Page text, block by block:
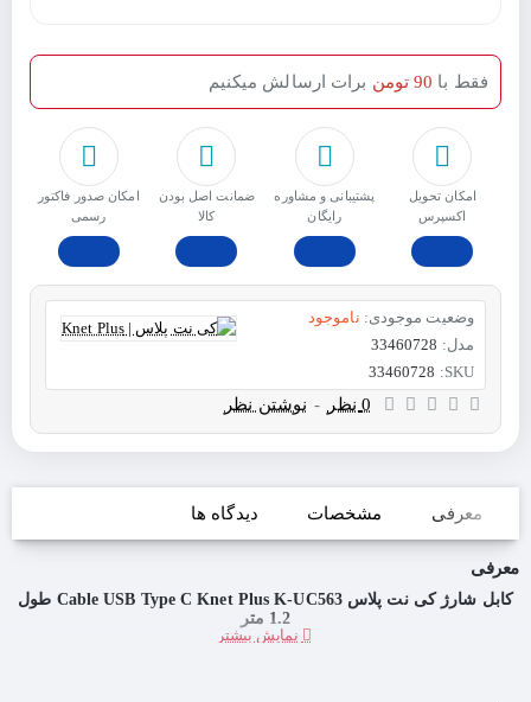
امکان تحویل
اکسپرس
پشتیبانی و مشاوره
رایگان
ﺿﻤﺎﻧﺖ اﺻﻞ ﺑﻮدن
ﮐﺎﻟﺎ
امکان صدور فاکتور
رسمی
فقط با 90 تومن برات ارسالش میکنیم
وضعیت موجودی: ناموجود
مدل: 33460728
SKU:
33460728
0 نظر - نوشتن نظر
معرفی مشخصات دیدگاه ها
معرفی
کابل شارژ کی نت پلاس Cable USB Type C Knet Plus K-UC563 طول
1.2 متر